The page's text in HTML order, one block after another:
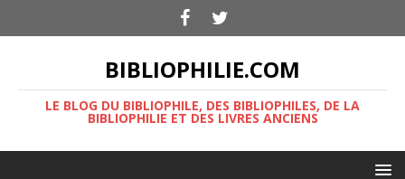
BIBLIOPHILIE.COM
LE BLOG DU BIBLIOPHILE, DES BIBLIOPHILES, DE LA
BIBLIOPHILIE ET DES LIVRES ANCIENS